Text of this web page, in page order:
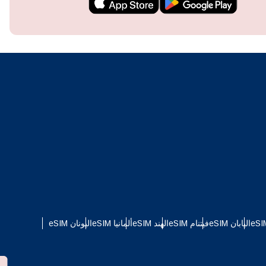
اليابان eSIM فيتنام eSIM الهند eSIM ألمانيا eSIM
اليونان eSIM